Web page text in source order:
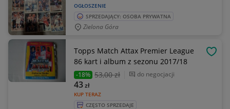
OGŁOSZENIE
SPRZEDAJĄCY: OSOBA PRYWATNA
Zielona Góra
Topps Match Attax Premier League
86 kart i album z sezonu 2017/18
-18% 53,00 zł do negocjacji
KUP TERAZ
43zł
CZĘSTO SPRZEDAJE